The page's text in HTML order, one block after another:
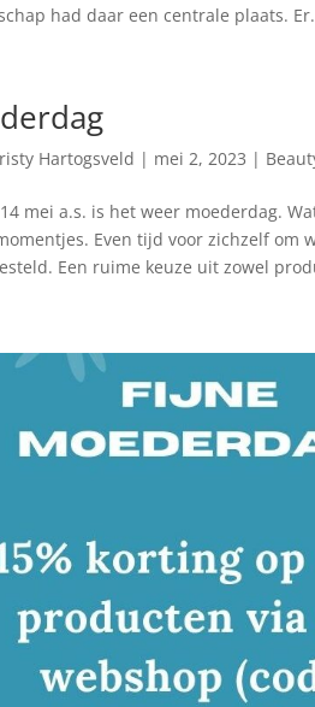
had daar een centrale plaats.
Hartogsveld | mei 2, 2023 |
mei a.s. is het weer moederdag.
Even tijd voor zichzelf om
Een ruime keuze uit zowel